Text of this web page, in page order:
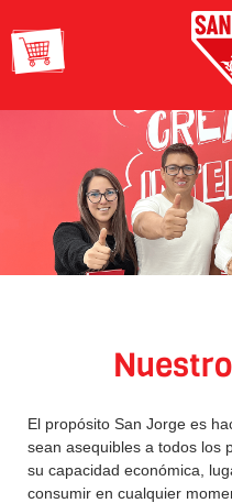
El propósito San Jorge es
sean asequibles a todos los
su capacidad económica,
consumir en cualquier